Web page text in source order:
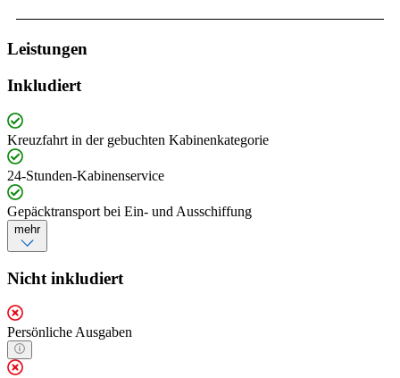
Leistungen
Inkludiert
Kreuzfahrt in der gebuchten Kabinenkategorie
24-Stunden-Kabinenservice
Gepäcktransport bei Ein- und Ausschiffung
mehr
Nicht inkludiert
Persönliche Ausgaben